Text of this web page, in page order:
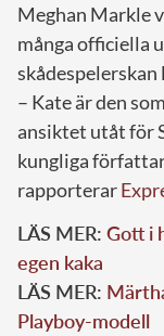
Meghan Markle
många officiella
– Kate är den
ansiktet utåt för
kungliga
rapporterar
LÄS MER: Gott i
egen kaka
LÄS MER:
Playboy-modell